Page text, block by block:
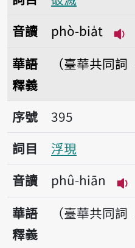
音讀
phò-bia̍t
華語
釋義
（臺華共同詞
序號395浮現
序號
395
詞目
浮現
音讀
phû-hiān
華語
釋義
（臺華共同詞